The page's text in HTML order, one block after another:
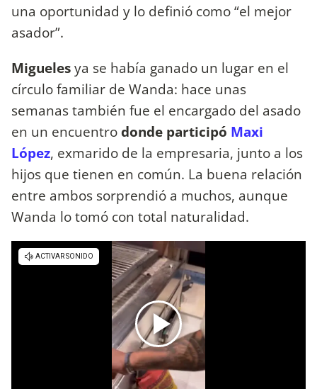
una oportunidad y lo definió como “el mejor
asador”.
Miguelesya se había ganado un lugar en el
círculo familiar de Wanda: hace unas
semanas también fue el encargado del asado
en un encuentrodonde participó Maxi
López, exmarido de la empresaria, junto a los
hijos que tienen en común. La buena relación
entre ambos sorprendió a muchos, aunque
Wanda lo tomó con total naturalidad.